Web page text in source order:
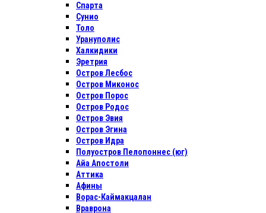
Спарта
Сунио
Толо
Урануполис
Халкидики
Эретрия
Остров Лесбос
Остров Миконос
Остров Порос
Остров Родос
Остров Эвия
Остров Эгина
Остров Идра
Полуостров Пелопоннес (юг)
Айа Апостоли
Аттика
Афины
Ворас-Каймакцалан
Враврона